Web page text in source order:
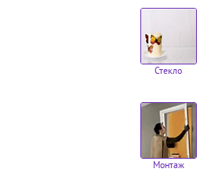
Стекло
Монтаж